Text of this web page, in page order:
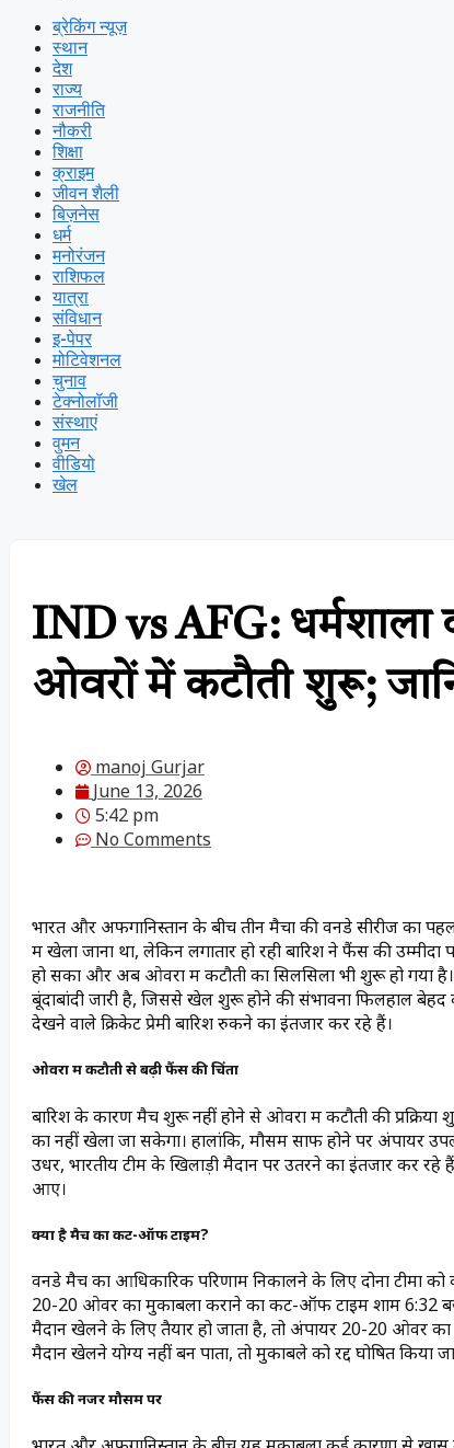
ब्रेकिंग न्यूज़
स्थान
देश
राज्य
राजनीति
नौकरी
शिक्षा
क्राइम
जीवन शैली
बिज़नेस
धर्म
मनोरंजन
राशिफल
यात्रा
संविधान
इ-पेपर
मोटिवेशनल
चुनाव
टेक्नोलॉजी
संस्थाएं
वुमन
वीडियो
खेल
IND vs AFG: धर्मशाला
ओवरों में कटौती शुरू;
manoj Gurjar
June 13, 2026
5:42 pm
No Comments
भारत और अफगानिस्तान के बीच तीन मैचों की वनडे सीरीज का
में खेला जाना था, लेकिन लगातार हो रही बारिश ने फैंस की
हो सका और अब ओवरों में कटौती का सिलसिला भी शुरू हो गया है।
बूंदाबांदी जारी है, जिससे खेल शुरू होने की संभावना फिलहाल
देखने वाले क्रिकेट प्रेमी बारिश रुकने का इंतजार कर रहे हैं।
ओवरों में कटौती से बढ़ी फैंस की चिंता
बारिश के कारण मैच शुरू नहीं होने से ओवरों में कटौती की
का नहीं खेला जा सकेगा। हालांकि, मौसम साफ होने पर अंपायर
उधर, भारतीय टीम के खिलाड़ी मैदान पर उतरने का इंतजार कर
आए।
क्या है मैच का कट-ऑफ टाइम?
वनडे मैच का आधिकारिक परिणाम निकालने के लिए दोनों टीमों
20-20 ओवर का मुकाबला कराने का कट-ऑफ टाइम शाम 6:32 बजे
मैदान खेलने के लिए तैयार हो जाता है, तो अंपायर 20-20 ओवर
मैदान खेलने योग्य नहीं बन पाता, तो मुकाबले को रद्द घोषित किया
फैंस की नजर मौसम पर